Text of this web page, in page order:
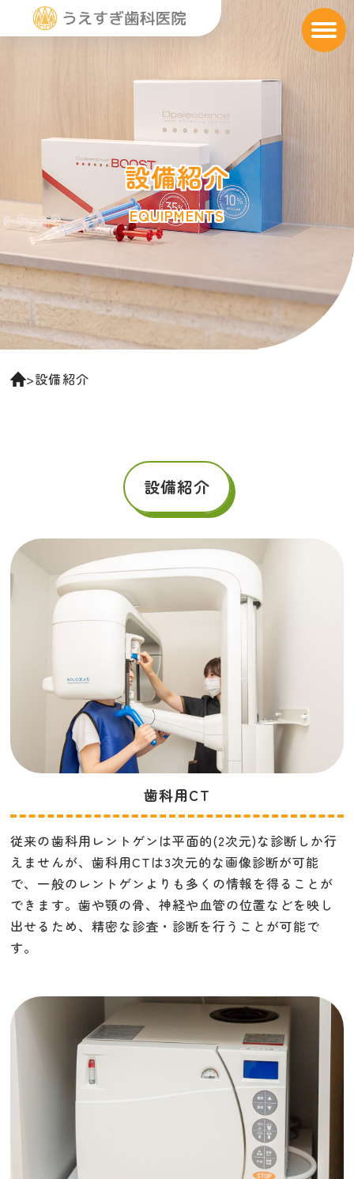
設備紹介
EQUIPMENTS
>設備紹介
設備紹介
歯科用CT
従来の歯科用レントゲンは平面的(2次元)な診断しか行
えませんが、歯科用CTは3次元的な画像診断が可能
で、一般のレントゲンよりも多くの情報を得ることが
できます。歯や顎の骨、神経や血管の位置などを映し
出せるため、精密な診査・診断を行うことが可能で
す。
院長・スタッフ紹介 STAFF
院内紹介 FACILITIES
アクセス ACCESS
Q＆A Q＆A
採用 RECRUIT